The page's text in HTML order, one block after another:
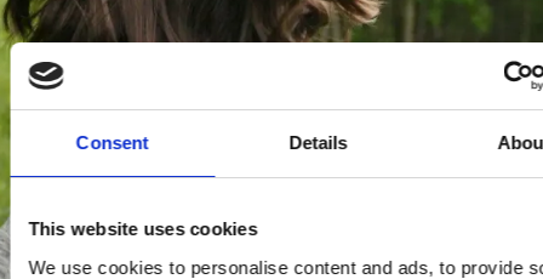
Consent Details
This website uses cookies
We use cookies to personalise content and ads, to provide